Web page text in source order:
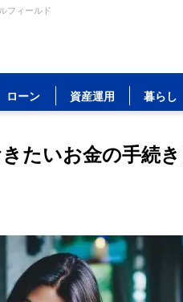
フィールド
ローン 資産運用 暮らし
たいお金の手続き